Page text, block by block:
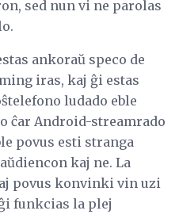
sed nun vi ne parolas
ankoraŭ speco de
iras, kaj ĝi estas
ludado eble
ĉar Android-streamrado
povus esti stranga
kaj ne. La
povus konvinki vin uzi
funkcias la plej